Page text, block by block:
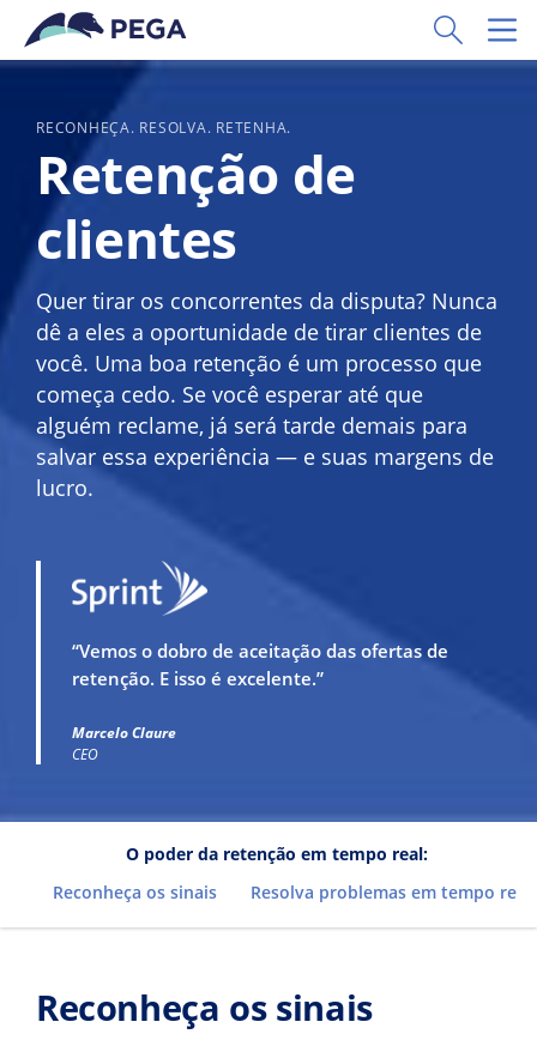
Pular para o conteúdo principal
Toggle
RECONHEÇA. RESOLVA. RETENHA.
Retenção de
clientes
Quer tirar os concorrentes da disputa? Nunca
dê a eles a oportunidade de tirar clientes de
você. Uma boa retenção é um processo que
começa cedo. Se você esperar até que
alguém reclame, já será tarde demais para
salvar essa experiência — e suas margens de
lucro.
“Vemos o dobro de aceitação das ofertas de
retenção. E isso é excelente.”
Marcelo Claure
CEO
O poder da retenção em tempo real:
Reconheça os sinais
Resolva problemas em tempo real
Reconheça os sinais